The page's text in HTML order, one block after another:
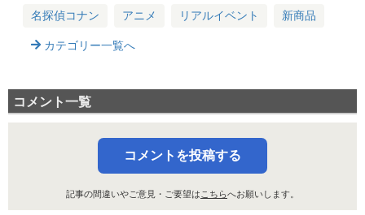
名探偵コナン
アニメ リアルイベント 新商品
カテゴリー一覧へ
コメント一覧
コメントを投稿する
記事の間違いやご意見・ご要望はこちらへお願いします。